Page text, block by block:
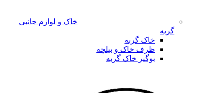
خاک و لوازم جانبی
گربه
خاک گربه
ظرف خاک و بیلچه
بوگیر خاک گربه